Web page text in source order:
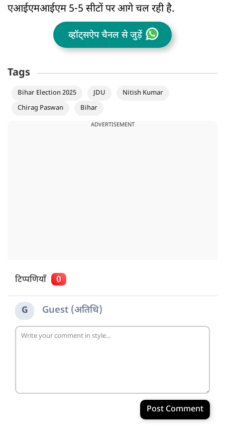
एआईएमआईएम 5-5 सीटों पर आगे चल रही है.
व्हॉट्सऐप चैनल से जुड़ें
Tags
Bihar Election 2025 JDU
Nitish Kumar
Chirag Paswan
Bihar
ADVERTISEMENT
टिप्पणियाँ 0
G Guest (अतिथि)
Post Comment